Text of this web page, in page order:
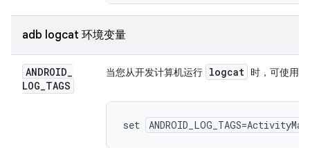
adb logcat 环境变量
ANDROID_
LOG_TAGS
当您从开发计算机运行 logcat 时，可使用
set